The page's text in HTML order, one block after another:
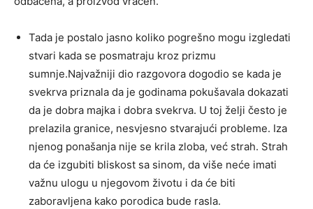
Tada je postalo jasno koliko pogrešno mogu izgledati
stvari kada se posmatraju kroz prizmu
sumnje.Najvažniji dio razgovora dogodio se kada je
svekrva priznala da je godinama pokušavala dokazati
da je dobra majka i dobra svekrva. U toj želji često je
prelazila granice, nesvjesno stvarajući probleme. Iza
njenog ponašanja nije se krila zloba, već strah. Strah
da će izgubiti bliskost sa sinom, da više neće imati
važnu ulogu u njegovom životu i da će biti
zaboravljena kako porodica bude rasla.